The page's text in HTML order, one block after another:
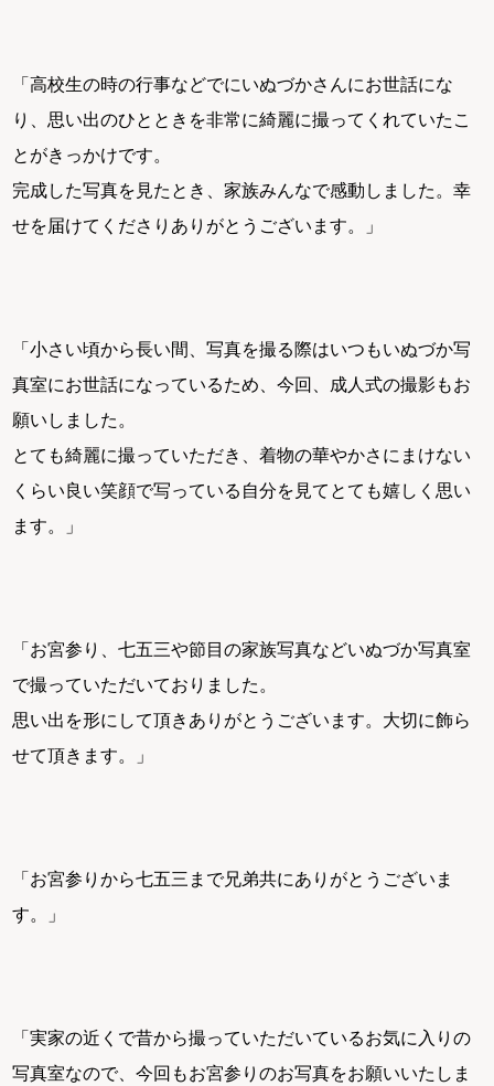
「高校生の時の行事などでにいぬづかさんにお世話にな
り、思い出のひとときを非常に綺麗に撮ってくれていたこ
とがきっかけです。
完成した写真を見たとき、家族みんなで感動しました。幸
せを届けてくださりありがとうございます。」
「小さい頃から長い間、写真を撮る際はいつもいぬづか写
真室にお世話になっているため、今回、成人式の撮影もお
願いしました。
とても綺麗に撮っていただき、着物の華やかさにまけない
くらい良い笑顔で写っている自分を見てとても嬉しく思い
ます。」
「お宮参り、七五三や節目の家族写真などいぬづか写真室
で撮っていただいておりました。
思い出を形にして頂きありがとうございます。大切に飾ら
せて頂きます。」
「お宮参りから七五三まで兄弟共にありがとうございま
す。」
「実家の近くで昔から撮っていただいているお気に入りの
写真室なので、今回もお宮参りのお写真をお願いいたしま